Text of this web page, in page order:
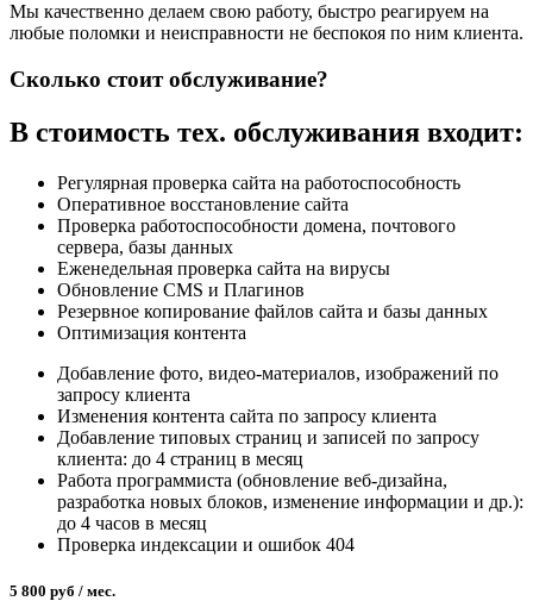
Мы качественно делаем свою работу, быстро реагируем на
любые поломки и неисправности не беспокоя по ним клиента.
Сколько стоит обслуживание?
В стоимость тех. обслуживания входит:
Регулярная проверка сайта на работоспособность
Оперативное восстановление сайта
Проверка работоспособности домена, почтового
сервера, базы данных
Еженедельная проверка сайта на вирусы
Обновление CMS и Плагинов
Резервное копирование файлов сайта и базы данных
Оптимизация контента
Добавление фото, видео-материалов, изображений по
запросу клиента
Изменения контента сайта по запросу клиента
Добавление типовых страниц и записей по запросу
клиента: до 4 страниц в месяц
Работа программиста (обновление веб-дизайна,
разработка новых блоков, изменение информации и др.):
до 4 часов в месяц
Проверка индексации и ошибок 404
5 800 руб / мес.